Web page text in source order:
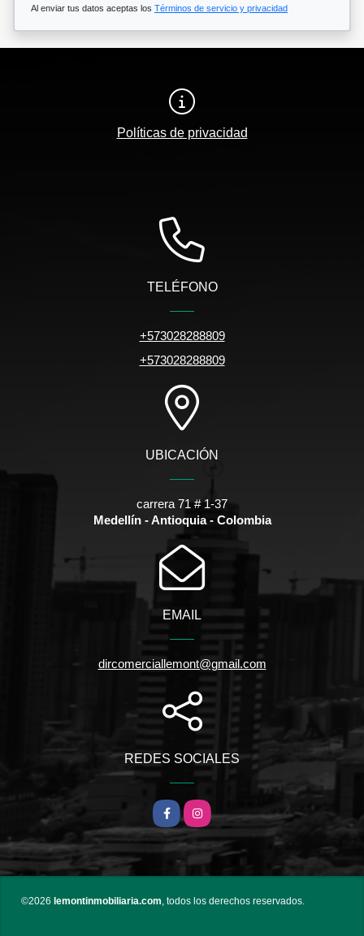
Al enviar tus datos aceptas los Términos de servicio y privacidad
Políticas de privacidad
TELÉFONO
+573028288809
+573028288809
UBICACIÓN
carrera 71 # 1-37
Medellín - Antioquia - Colombia
EMAIL
dircomerciallemont@gmail.com
REDES SOCIALES
Facebook
Instagram
©2026 lemontinmobiliaria.com , todos los derechos reservados.